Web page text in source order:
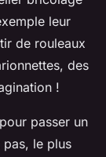
leur
de rouleaux
des
!
passer un
pas, le plus